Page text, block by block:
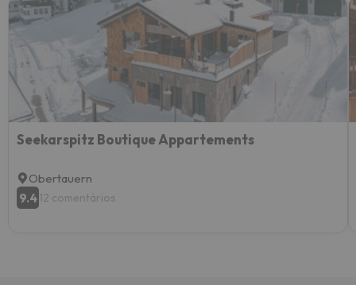
Seekarspitz Boutique Appartements
Obertauern
9.412 comentários